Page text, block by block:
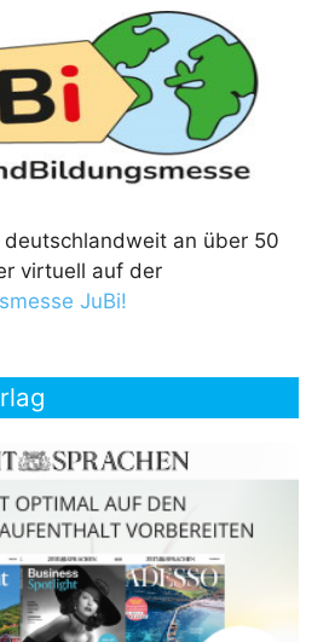
an über 50
virtuell auf der
JuBi!